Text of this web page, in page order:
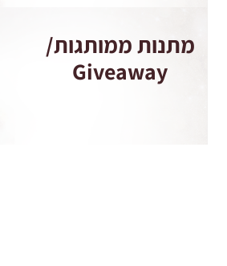
מתנות ממותגות/
Giveaway